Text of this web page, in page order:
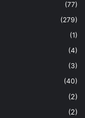
(77)
(279)
(1)
(4)
(3)
(40)
(2)
(2)